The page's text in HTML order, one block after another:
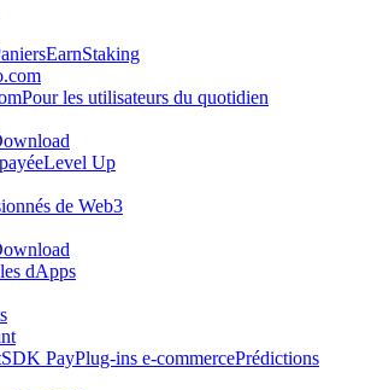
EarnStaking
Pour les utilisateurs du quotidien
Level Up
de Web3
dApps
SDK PayPlug-ins e-commercePrédictions